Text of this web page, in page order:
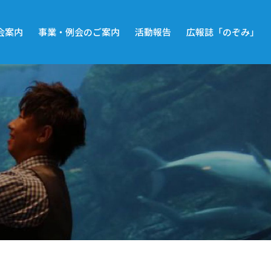
案内 事業・例会のご案内 活動報告 広報誌「のぞみ」